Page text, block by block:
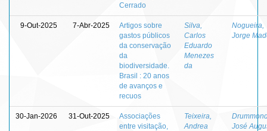
Cerrado
9-Out-2025 7-Abr-2025
Artigos sobre
gastos públicos
da conservação
da
biodiversidade.
Brasil : 20 anos
de avanços e
recuos
Silva,
Carlos
Eduardo
Menezes
da
Nogueira,
Jorge
30-Jan-2026 31-Out-2025
Associações
entre visitação,
Teixeira,
Andrea
José